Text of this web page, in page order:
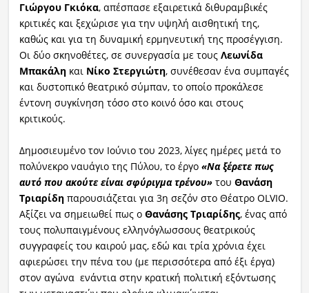
Γιώργου Γκιόκα, απέσπασε εξαιρετικά διθυραμβικές
κριτικές και ξεχώρισε για την υψηλή αισθητική της,
καθώς και για τη δυναμική ερμηνευτική της προσέγγιση.
Οι δύο σκηνοθέτες, σε συνεργασία με τους Λεωνίδα
Μπακάληκαι Νίκο Στεργιώτη, συνέθεσαν ένα συμπαγές
και δυστοπικό θεατρικό σύμπαν, το οποίο προκάλεσε
έντονη συγκίνηση τόσο στο κοινό όσο και στους
κριτικούς.
Δημοσιευμένο τον Ιούνιο του 2023, λίγες ημέρες μετά το
πολύνεκρο ναυάγιο της Πύλου, το έργο «Να ξέρετε πως
αυτό που ακούτε είναι σφύριγμα τρένου» του Θανάση
Τριαρίδηπαρουσιάζεται για 3η σεζόν στο Θέατρο OLVIO.
Αξίζει να σημειωθεί πως οΘανάσης Τριαρίδης, ένας από
τους πολυπαιγμένους ελληνόγλωσσους θεατρικούς
συγγραφείς του καιρού μας, εδώ και τρία χρόνια έχει
αφιερώσει την πένα του (με περισσότερα από έξι έργα)
στον αγώνα ενάντια στην κρατική πολιτική εξόντωσης